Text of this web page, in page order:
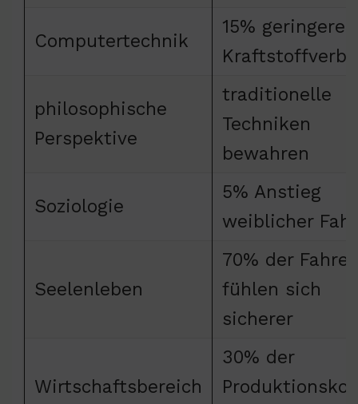
Computertechnik
15% geringerer
philosophische
Perspektive
traditionelle
Techniken
bewahren
Soziologie
5% Anstieg
weiblicher
Seelenleben
70% der Fahrer
fühlen sich
sicherer
Wirtschaftsbereich
30% der